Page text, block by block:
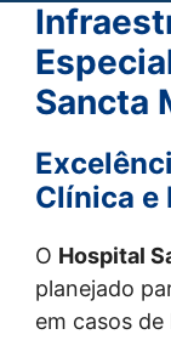
Sancta
Clínica e
O Hospital
planejado
em casos